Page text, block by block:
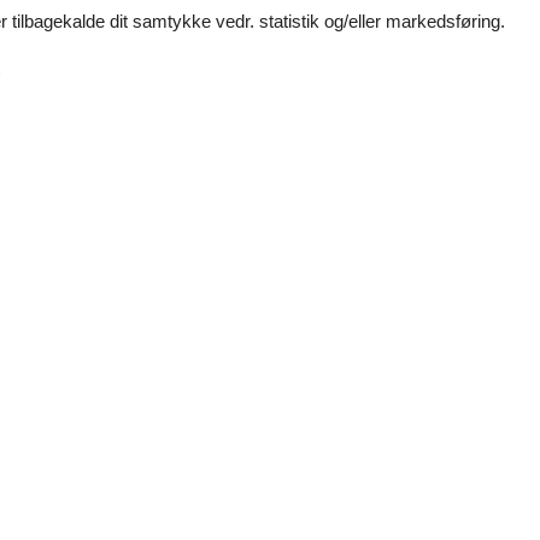
tilbagekalde dit samtykke vedr. statistik og/eller markedsføring.